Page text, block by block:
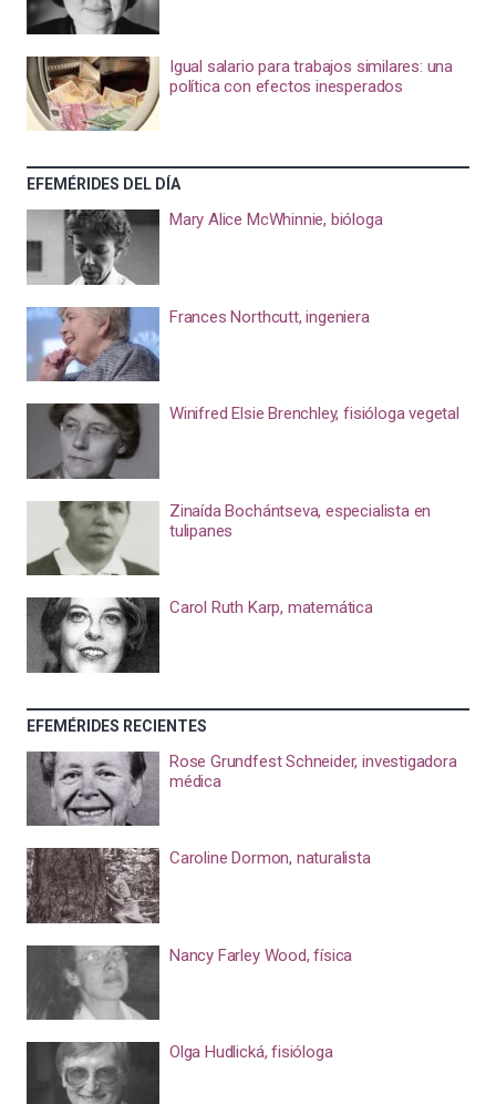
Igual salario para trabajos similares: una
política con efectos inesperados
EFEMÉRIDES DEL DÍA
Mary Alice McWhinnie, bióloga
Frances Northcutt, ingeniera
Winifred Elsie Brenchley, fisióloga vegetal
Zinaída Bochántseva, especialista en
tulipanes
Carol Ruth Karp, matemática
EFEMÉRIDES RECIENTES
Rose Grundfest Schneider, investigadora
médica
Caroline Dormon, naturalista
Nancy Farley Wood, física
Olga Hudlická, fisióloga